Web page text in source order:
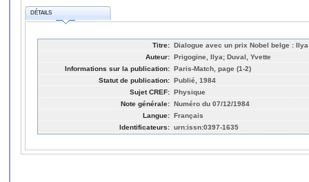
DÉTAILS
Titre: Dialogue avec un prix Nobel belge :
Auteur: Prigogine, Ilya; Duval, Yvette
Informations sur la publication: Paris-Match, page (1-2)
Statut de publication: Publié, 1984
Sujet CREF: Physique
Note générale: Numéro du 07/12/1984
Langue: Français
Identificateurs: urn:issn:0397-1635